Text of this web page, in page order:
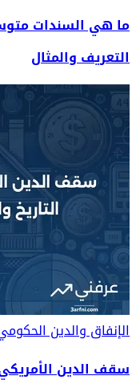
التعريف والمثال
الإنفاق والدين
سقف الدين الأمريكي: